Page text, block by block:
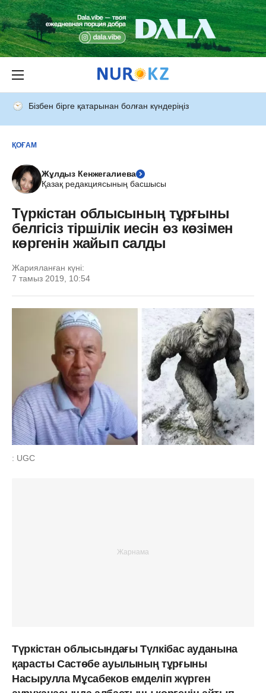
Бізбен бірге қатарынан болған күндеріңіз
ҚОҒАМ
Жұлдыз Кенжегалиева
Қазақ редакциясының басшысы
Түркістан облысының тұрғыны
белгісіз тіршілік иесін өз көзімен
көргенін жайып салды
Жарияланған күні:
7 тамыз 2019, 10:54
: UGC
Түркістан облысындағы Түлкібас ауданына
қарасты Састөбе ауылының тұрғыны
Насырулла Мұсабеков емделіп жүрген